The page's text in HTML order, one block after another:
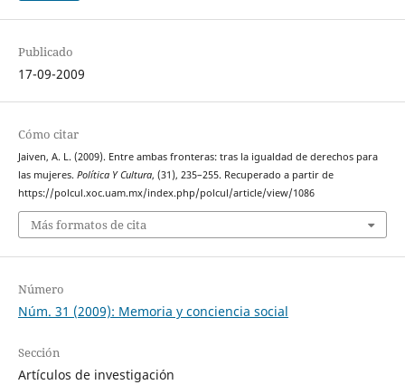
Publicado
17-09-2009
Cómo citar
Jaiven, A. L. (2009). Entre ambas fronteras: tras la igualdad de derechos para
las mujeres. Política Y Cultura, (31), 235–255. Recuperado a partir de
https://polcul.xoc.uam.mx/index.php/polcul/article/view/1086
Más formatos de cita
Número
Núm. 31 (2009): Memoria y conciencia social
Sección
Artículos de investigación